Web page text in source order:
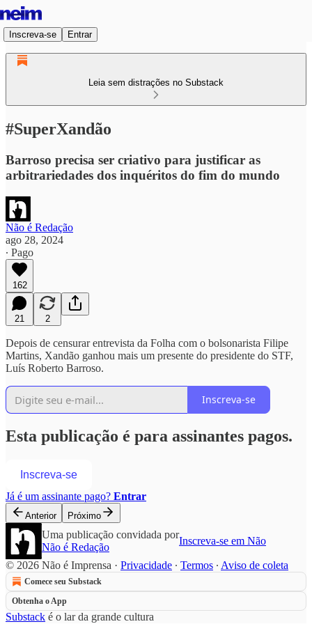
Inscreva-se Entrar
Leia sem distrações no Substack
#SuperXandão
Barroso precisa ser criativo para justificar as
arbitrariedades dos inquéritos do fim do mundo
Não é Redação
ago 28, 2024
∙ Pago
162
21 2
Depois de censurar entrevista da Folha com o bolsonarista Filipe
Martins, Xandão ganhou mais um presente do presidente do STF,
Luís Roberto Barroso.
Inscreva-se
Esta publicação é para assinantes pagos.
Inscreva-se
Já é um assinante pago? Entrar
Anterior Próximo
Uma publicação convidada por
Não é Redação
Inscreva-se em Não
© 2026 Não é Imprensa · Privacidade ∙ Termos ∙ Aviso de coleta
Comece seu Substack
Obtenha o App
Substack é o lar da grande cultura